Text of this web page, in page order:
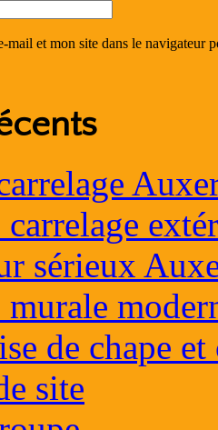
mail et mon site dans le navigateur
carrelage
sérieux
murale
de chape